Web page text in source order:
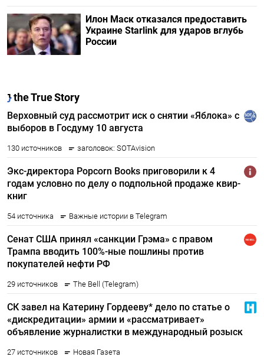
Илон Маск отказался предоставить
Украине Starlink для ударов вглубь
России